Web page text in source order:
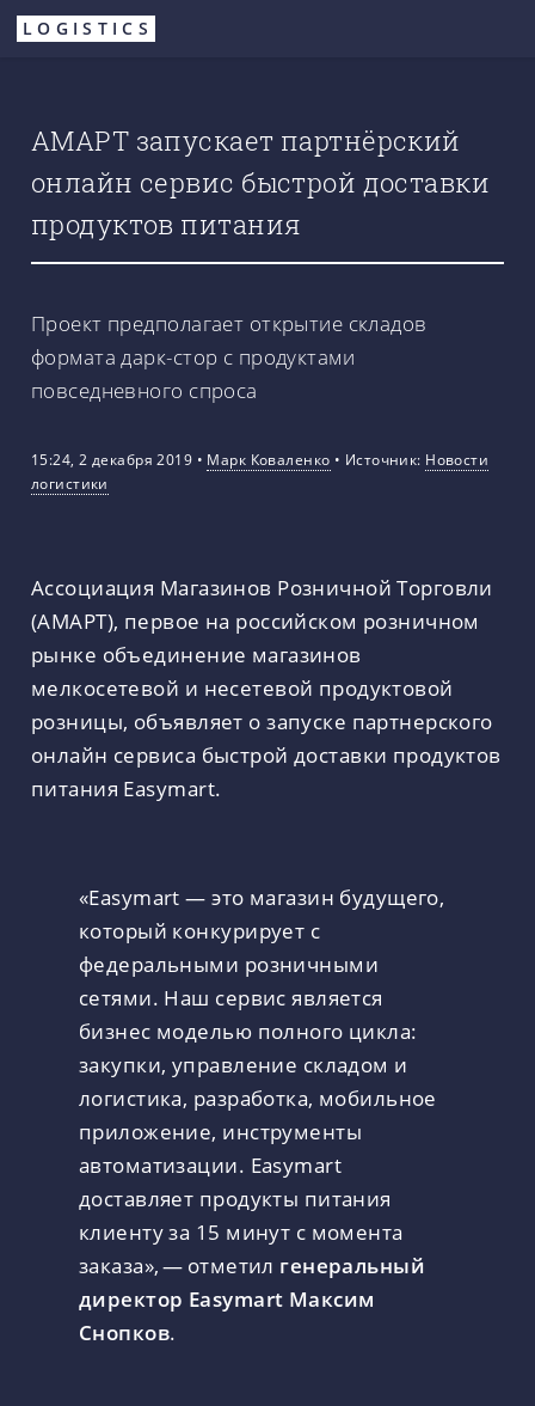
Перейти
LOGISTICS
АМАРТ запускает партнёрский
онлайн сервис быстрой доставки
продуктов питания
Проект предполагает открытие складов
формата дарк-стор с продуктами
повседневного спроса
15:24, 2 декабря 2019 • Марк Коваленко • Источник: Новости
логистики
Ассоциация Магазинов Розничной Торговли
(АМАРТ), первое на российском розничном
рынке объединение магазинов
мелкосетевой и несетевой продуктовой
розницы, объявляет о запуске партнерского
онлайн сервиса быстрой доставки продуктов
питания Easymart.
«Easymart — это магазин будущего,
который конкурирует с
федеральными розничными
сетями. Наш сервис является
бизнес моделью полного цикла:
закупки, управление складом и
логистика, разработка, мобильное
приложение, инструменты
автоматизации. Easymart
доставляет продукты питания
клиенту за 15 минут с момента
заказа», — отметил генеральный
директор Easymart Максим
Снопков.